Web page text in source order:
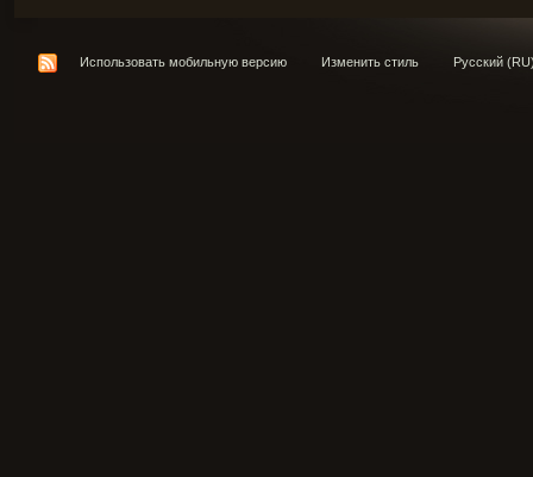
Использовать мобильную версию Изменить стиль Русский